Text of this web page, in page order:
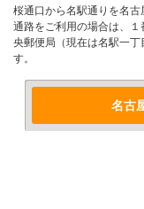
桜通口から名駅通りを名
通路をご利用の場合は、
央郵便局（現在は名駅一
す。
名古